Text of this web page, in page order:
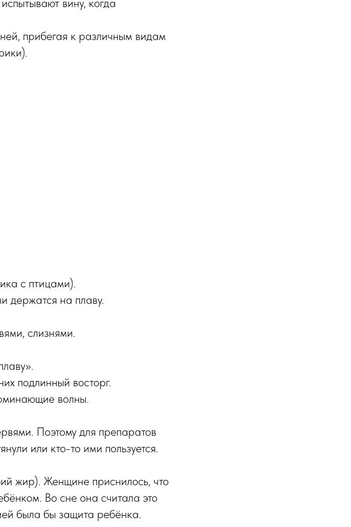
вину, когда
прибегая к различным видам
с птицами).
держатся на плаву.
слизнями.
подлинный восторг.
волны.
Поэтому для препаратов
или кто-то ими пользуется.
жир). Женщине приснилось, что
Во сне она считала это
была бы защита ребёнка.